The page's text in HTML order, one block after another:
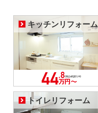
キッチンリフォーム
トイレリフォーム